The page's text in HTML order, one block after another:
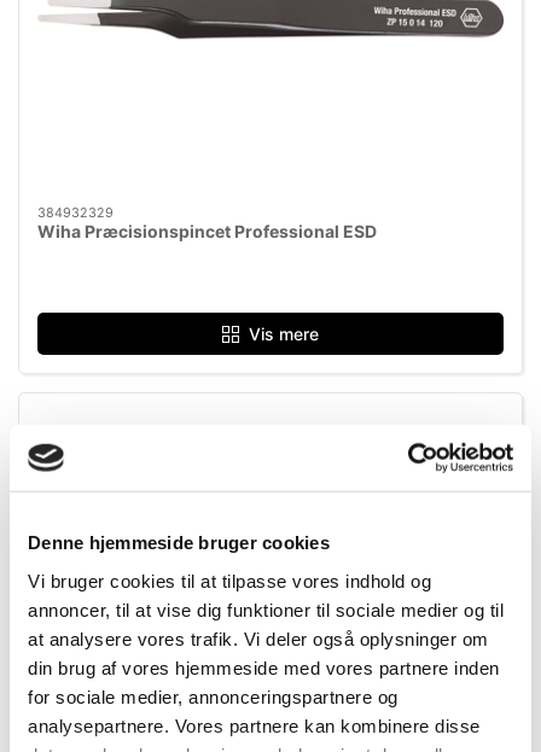
Denne hjemmeside bruger cookies
Vi bruger cookies til at tilpasse vores indhold og
annoncer, til at vise dig funktioner til sociale medier og til
at analysere vores trafik. Vi deler også oplysninger om
din brug af vores hjemmeside med vores partnere inden
for sociale medier, annonceringspartnere og
analysepartnere. Vores partnere kan kombinere disse
384932329
Wiha Præcisionspincet Professional ESD
Vis mere